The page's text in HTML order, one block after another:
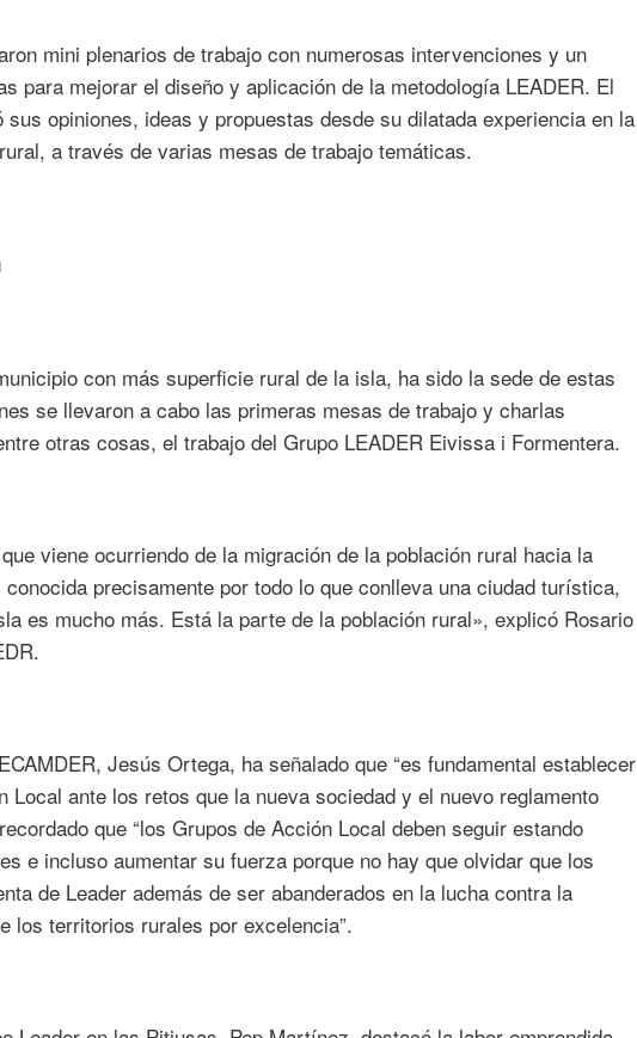
mini plenarios de trabajo con numerosas intervenciones y un
para mejorar el diseño y aplicación de la metodología LEADER. El
opiniones, ideas y propuestas desde su dilatada experiencia en la
a través de varias mesas de trabajo temáticas.
con más superficie rural de la isla, ha sido la sede de estas
se llevaron a cabo las primeras mesas de trabajo y charlas
otras cosas, el trabajo del Grupo LEADER Eivissa i Formentera.
viene ocurriendo de la migración de la población rural hacia la
precisamente por todo lo que conlleva una ciudad turística,
es mucho más. Está la parte de la población rural», explicó Rosario
Jesús Ortega, ha señalado que “es fundamental establecer
Local ante los retos que la nueva sociedad y el nuevo reglamento
que “los Grupos de Acción Local deben seguir estando
e incluso aumentar su fuerza porque no hay que olvidar que los
de Leader además de ser abanderados en la lucha contra la
los territorios rurales por excelencia”.